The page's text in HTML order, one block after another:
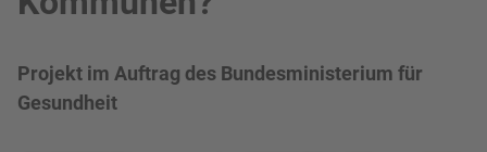
Projekt im Auftrag des Bundesministerium für
Gesundheit